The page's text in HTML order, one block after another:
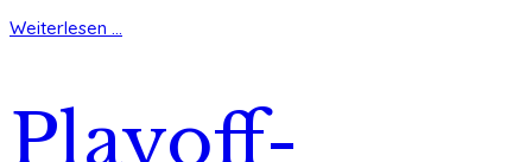
Weiterlesen ...
Playoff-